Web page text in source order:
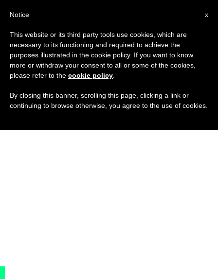
x
Notice
This website or its third party tools use cookies, which are
necessary to its functioning and required to achieve the
purposes illustrated in the cookie policy. If you want to know
more or withdraw your consent to all or some of the cookies,
please refer to the cookie policy
By closing this banner, scrolling this page, clicking a link or
continuing to browse otherwise, you agree to the use of cookies.